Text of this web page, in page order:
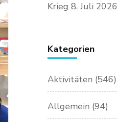
Krieg 8. Juli 2026
Kategorien
Aktivitäten (546)
Allgemein (94)